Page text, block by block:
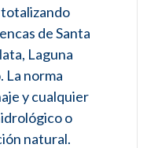
de Santa
Laguna
La norma
y cualquier
o
natural.